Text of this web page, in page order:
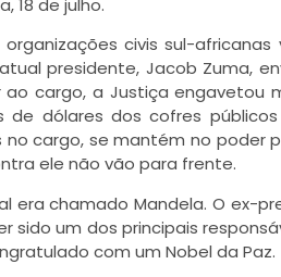
18 de julho.
civis sul-
presidente, Jacob Zuma,
cargo, a Justiça engavetou
de dólares dos cofres
cargo, se mantém no poder
ele não vão para frente.
era chamado Mandela. O
sido um dos principais
com um Nobel da Paz.